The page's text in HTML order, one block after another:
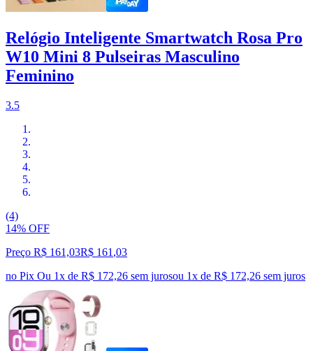
Relógio Inteligente Smartwatch Rosa Pro
W10 Mini 8 Pulseiras Masculino
Feminino
3.5
(4)
14% OFF
Preço R$ 161,03R$ 161 ,03
no Pix Ou 1x de R$ 172,26 sem jurosou 1x de R$ 172,26 sem juros